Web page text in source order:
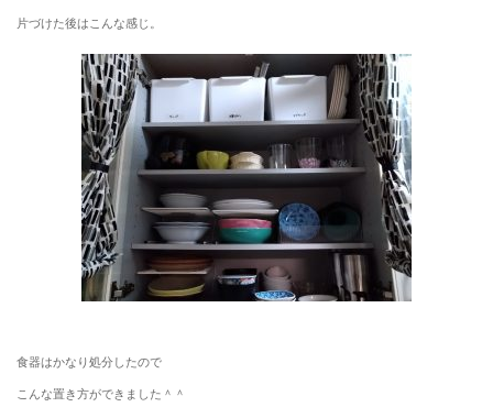
片づけた後はこんな感じ。
食器はかなり処分したので
こんな置き方ができました＾＾